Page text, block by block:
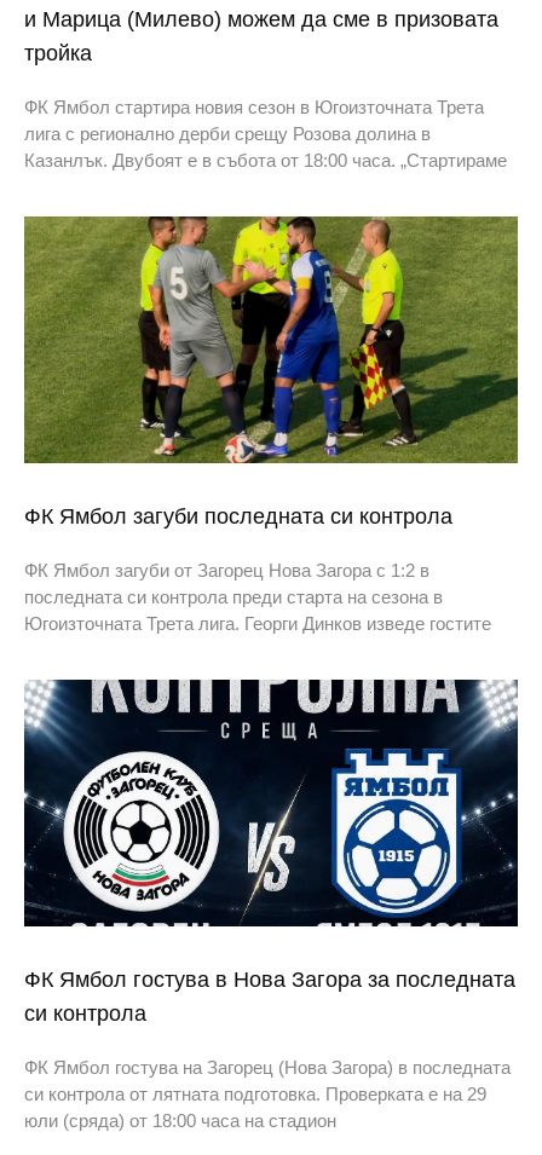
и Марица (Милево) можем да сме в призовата
тройка
ФК Ямбол стартира новия сезон в Югоизточната Трета
лига с регионално дерби срещу Розова долина в
Казанлък. Двубоят е в събота от 18:00 часа. „Стартираме
ФК Ямбол загуби последната си контрола
ФК Ямбол загуби от Загорец Нова Загора с 1:2 в
последната си контрола преди старта на сезона в
Югоизточната Трета лига. Георги Динков изведе гостите
ФК Ямбол гостува в Нова Загора за последната
си контрола
ФК Ямбол гостува на Загорец (Нова Загора) в последната
си контрола от лятната подготовка. Проверката е на 29
юли (сряда) от 18:00 часа на стадион